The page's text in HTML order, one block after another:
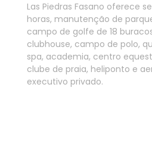
Las Piedras Fasano oferece
horas, manutenção de
campo de golfe de 18
clubhouse, campo de polo,
spa, academia, centro
clube de praia, heliponto e
executivo privado.